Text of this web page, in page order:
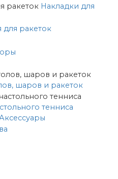
Накладки для
для ракеток
шаров и ракеток
тенниса